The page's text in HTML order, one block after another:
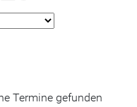
Termine gefunden